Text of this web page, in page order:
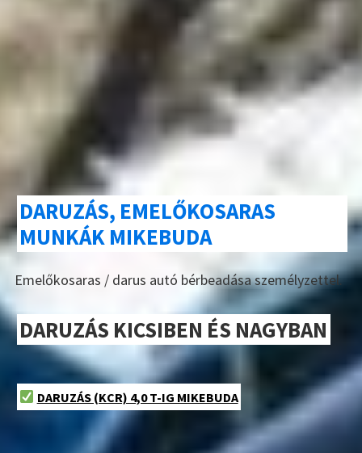
DARUZÁS, EMELŐKOSARAS
MUNKÁK MIKEBUDA
Emelőkosaras / darus autó bérbeadása személyzettel.
DARUZÁS KICSIBEN ÉS NAGYBAN
DARUZÁS (KCR) 4,0 T-IG MIKEBUDA